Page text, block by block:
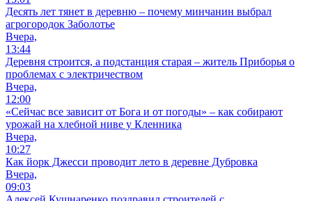
Десять лет тянет в деревню – почему минчанин выбрал
агрогородок Заболотье
Вчера,
13:44
Деревня строится, а подстанция старая – житель Приборья о
проблемах с электричеством
Вчера,
12:00
«Сейчас все зависит от Бога и от погоды» – как собирают
урожай на хлебной ниве у Кленника
Вчера,
10:27
Как йорк Джесси проводит лето в деревне Дубровка
Вчера,
09:03